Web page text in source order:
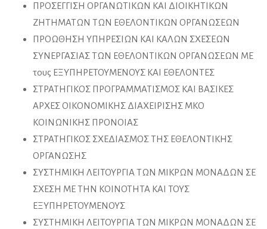
ΠΡΟΣΕΓΓΙΣΗ ΟΡΓΑΝΩΤΙΚΩΝ ΚΑΙ ΔΙΟΙΚΗΤΙΚΩΝ
ΖΗΤΗΜΑΤΩΝ ΤΩΝ ΕΘΕΛΟΝΤΙΚΩΝ ΟΡΓΑΝΩΣΕΩΝ
ΠΡΟΩΘΗΣΗ ΥΠΗΡΕΣΙΩΝ ΚΑΙ ΚΑΛΩΝ ΣΧΕΣΕΩΝ
ΣΥΝΕΡΓΑΣΙΑΣ ΤΩΝ ΕΘΕΛΟΝΤΙΚΩΝ ΟΡΓΑΝΩΣΕΩΝ ΜΕ
τους ΕΞΥΠΗΡΕΤΟΥΜΕΝΟΥΣ ΚΑΙ ΕΘΕΛΟΝΤΕΣ
ΣΤΡΑΤΗΓΙΚΟΣ ΠΡΟΓΡΑΜΜΑΤΙΣΜΟΣ ΚΑΙ ΒΑΣΙΚΕΣ
ΑΡΧΕΣ ΟΙΚΟΝΟΜΙΚΗΣ ΔΙΑΧΕΙΡΙΣΗΣ ΜΚΟ
ΚΟΙΝΩΝΙΚΗΣ ΠΡΟΝΟΙΑΣ
ΣΤΡΑΤΗΓΙΚΟΣ ΣΧΕΔΙΑΣΜΟΣ ΤΗΣ ΕΘΕΛΟΝΤΙΚΗΣ
ΟΡΓΑΝΩΣΗΣ
ΣΥΣΤΗΜΙΚΗ ΛΕΙΤΟΥΡΓΙΑ ΤΩΝ ΜΙΚΡΩΝ ΜΟΝΑΔΩΝ ΣΕ
ΣΧΕΣΗ ΜΕ ΤΗΝ ΚΟΙΝΟΤΗΤΑ ΚΑΙ ΤΟΥΣ
ΕΞΥΠΗΡΕΤΟΥΜΕΝΟΥΣ
ΣΥΣΤΗΜΙΚΗ ΛΕΙΤΟΥΡΓΙΑ ΤΩΝ ΜΙΚΡΩΝ ΜΟΝΑΔΩΝ ΣΕ